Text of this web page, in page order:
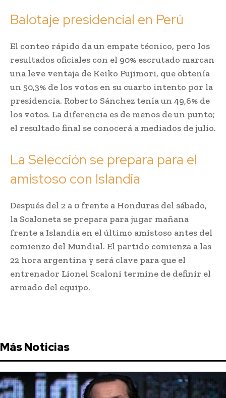
Balotaje presidencial en Perú
El conteo rápido da un empate técnico, pero los
resultados oficiales con el 90% escrutado marcan
una leve ventaja de Keiko Fujimori, que obtenía
un 50,3% de los votos en su cuarto intento por la
presidencia. Roberto Sánchez tenía un 49,6% de
los votos. La diferencia es de menos de un punto;
el resultado final se conocerá a mediados de julio.
La Selección se prepara para el
amistoso con Islandia
Después del 2 a 0 frente a Honduras del sábado,
la Scaloneta se prepara para jugar mañana
frente a Islandia en el último amistoso antes del
comienzo del Mundial. El partido comienza a las
22 hora argentina y será clave para que el
entrenador Lionel Scaloni termine de definir el
armado del equipo.
Más Noticias